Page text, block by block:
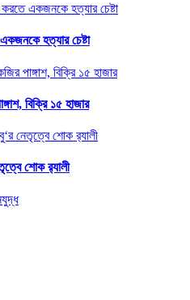
হত্যার চেষ্টা
বিক্রি ১৫ হাজার
শোক র‌্যালী